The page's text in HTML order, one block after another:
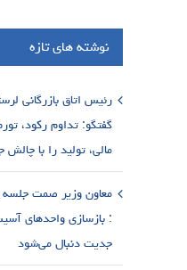
نوشته های تازه
رئیس اتاق بازرگانی
گفتگو: تداوم رکود،
مالی، تولید را با
معاون وزیر صمت
: بازسازی واحدهای
جدیت دنبال می‌شود